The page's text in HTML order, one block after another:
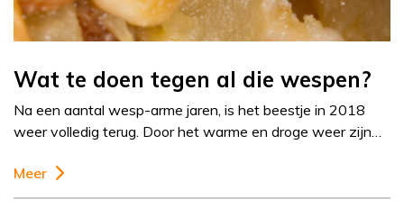
Wat te doen tegen al die wespen?
Na een aantal wesp-arme jaren, is het beestje in 2018
weer volledig terug. Door het warme en droge weer zijn…
Meer